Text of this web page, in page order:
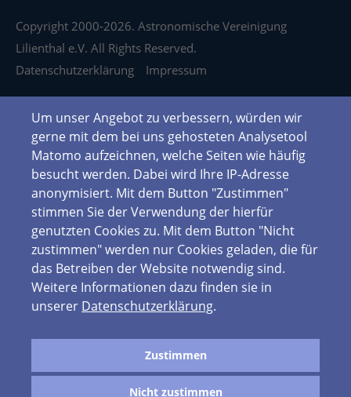
Copyright 2000-2026. Astronomische Vereinigung
Lilienthal e.V. All Rights Reserved.
Datenschutzerklärung
Impressum
Um unser Angebot zu verbessern, würden wir
gerne mit dem bei uns gehosteten Analysetool
Matomo aufzeichnen, welche Seiten wie häufig
besucht werden. Dabei wird Ihre IP-Adresse
anonymisiert. Mit dem Button "Zustimmen"
stimmen Sie der Verwendung der hierfür
genutzten Cookies zu. Mit dem Button "Nicht
zustimmen" werden nur Cookies geladen, die für
das Betreiben der Website notwendig sind.
Weitere Informationen dazu finden sie in
unserer Datenschutzerklärung.
Zustimmen
Nicht zustimmen